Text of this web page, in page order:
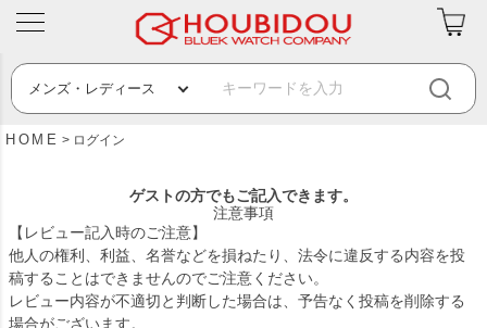
HOME ログイン
ゲストの方でもご記入できます。
注意事項
【レビュー記入時のご注意】
他人の権利、利益、名誉などを損ねたり、法令に違反する内容を投
稿することはできませんのでご注意ください。
レビュー内容が不適切と判断した場合は、予告なく投稿を削除する
場合がございます。